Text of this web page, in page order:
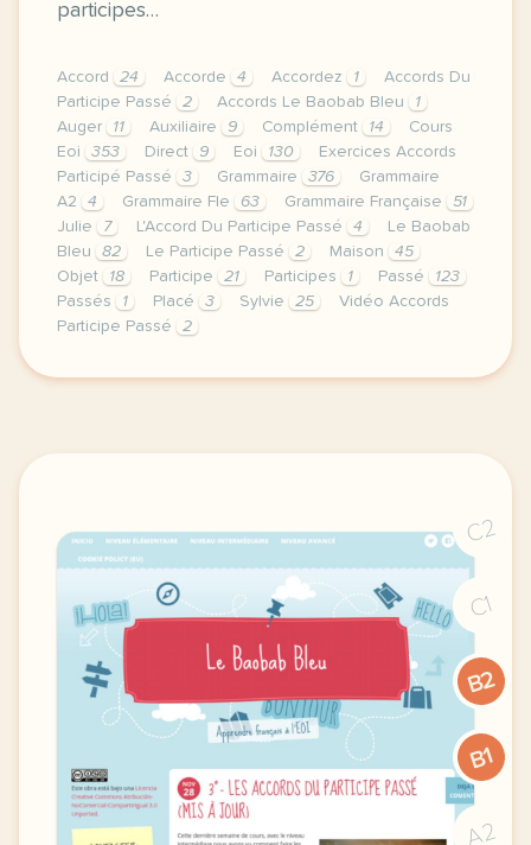
participes…
Accord 24 Accorde 4 Accordez 1
Accords Du
Participe Passé
2 Accords Le Baobab Bleu
1
Auger
11 Auxiliaire 9 Complément 14
Cours
Eoi
353 Direct 9 Eoi 130
Exercices Accords
Participé Passé
3 Grammaire 376
Grammaire
A2
4 Grammaire Fle 63 Grammaire Française
51
Julie
7 L'Accord Du Participe Passé 4
Le Baobab
Bleu
82 Le Participe Passé 2 Maison
45
Objet
18 Participe 21 Participes 1 Passé
123
Passés
1 Placé 3 Sylvie 25
Vidéo Accords
Participe Passé
2
image pixabay comcette derniere semaine de
C2
C1
B2
B1
A2